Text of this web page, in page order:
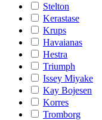
Stelton
Kerastase
Krups
Havaianas
Hestra
Triumph
Issey Miyake
Kay Bojesen
Korres
Tromborg